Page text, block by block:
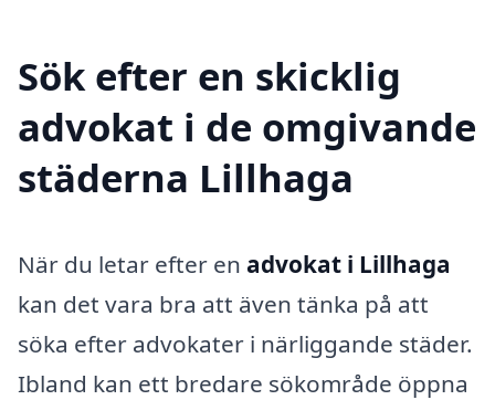
Sök efter en skicklig
advokat i de omgivande
städerna Lillhaga
När du letar efter en advokat i Lillhaga
kan det vara bra att även tänka på att
söka efter advokater i närliggande städer.
Ibland kan ett bredare sökområde öppna